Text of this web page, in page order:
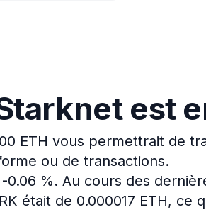
est
ETH vous permettrait de
ou de transactions.
0.06 %. Au cours des
était de 0.000017 ETH, ce